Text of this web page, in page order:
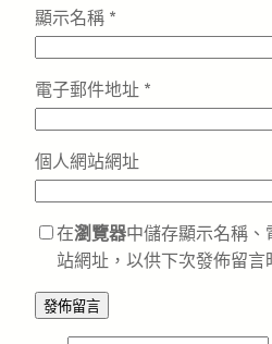
顯示名稱 *
電子郵件地址 *
個人網站網址
在瀏覽器中儲存顯示名稱、
站網址，以供下次發佈留言